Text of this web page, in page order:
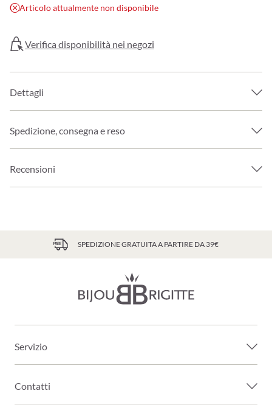
Articolo attualmente non disponibile
Verifica disponibilità nei negozi
Dettagli
Spedizione, consegna e reso
Recensioni
SPEDIZIONE GRATUITA A PARTIRE DA 39€
Servizio
Contatti